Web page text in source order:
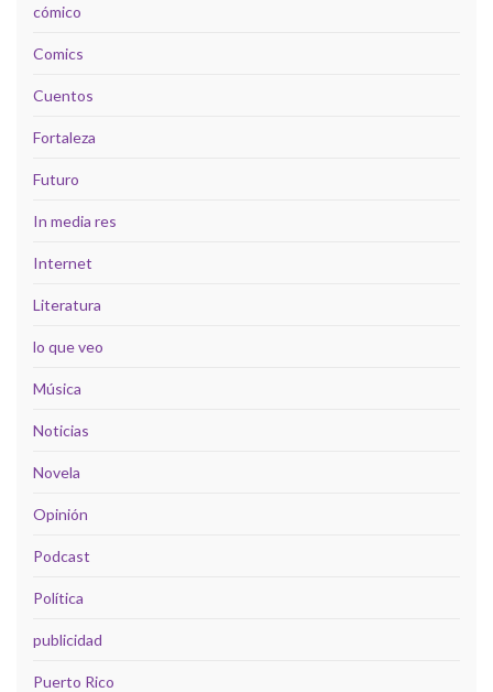
cómico
Comics
Cuentos
Fortaleza
Futuro
In media res
Internet
Literatura
lo que veo
Música
Noticias
Novela
Opinión
Podcast
Política
publicidad
Puerto Rico